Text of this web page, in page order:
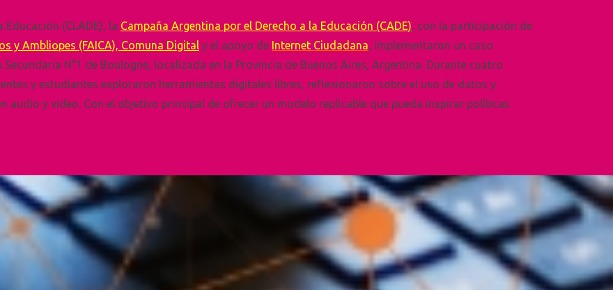
(CLADE), la Campaña Argentina por el Derecho a la Educación (CADE), con la participación de
y Ambliopes (FAICA), Comuna Digital y el apoyo de Internet Ciudadana, implementaron un caso
N°1 de Boulogne, localizada en la Provincia de Buenos Aires, Argentina. Durante cuatro
y estudiantes exploraron herramientas digitales libres, reflexionaron sobre el uso de datos y
audio y video. Con el objetivo principal de ofrecer un modelo replicable que pueda inspirar políticas